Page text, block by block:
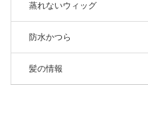
蒸れないウィッグ
防水かつら
髪の情報